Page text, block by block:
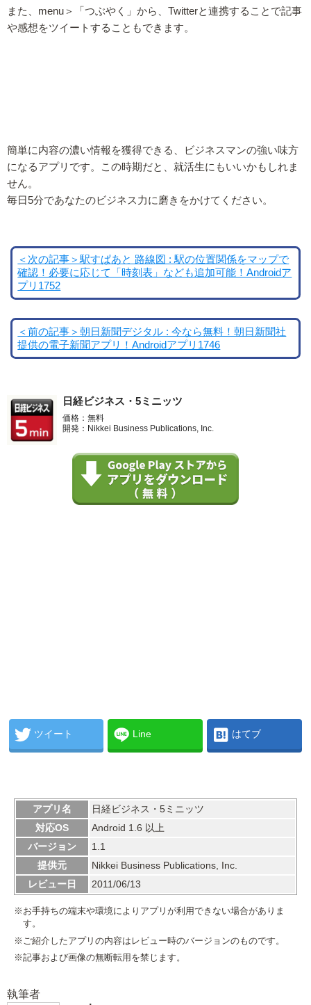
また、menu＞「つぶやく」から、Twitterと連携することで記事
や感想をツイートすることもできます。
簡単に内容の濃い情報を獲得できる、ビジネスマンの強い味方
になるアプリです。この時期だと、就活生にもいいかもしれま
せん。
毎日5分であなたのビジネス力に磨きをかけてください。
＜次の記事＞駅すぱあと 路線図 : 駅の位置関係をマップで
確認！必要に応じて「時刻表」なども追加可能！Androidア
プリ1752
＜前の記事＞朝日新聞デジタル : 今なら無料！朝日新聞社
提供の電子新聞アプリ！Androidアプリ1746
日経ビジネス・5ミニッツ
価格：無料
開発：Nikkei Business Publications, Inc.
ツイート Line はてブ
アプリ名
日経ビジネス・5ミニッツ
対応OS
Android 1.6 以上
バージョン
1.1
提供元
Nikkei Business Publications, Inc.
レビュー日
2011/06/13
※お手持ちの端末や環境によりアプリが利用できない場合がありま
す。
※ご紹介したアプリの内容はレビュー時のバージョンのものです。
※記事および画像の無断転用を禁じます。
執筆者